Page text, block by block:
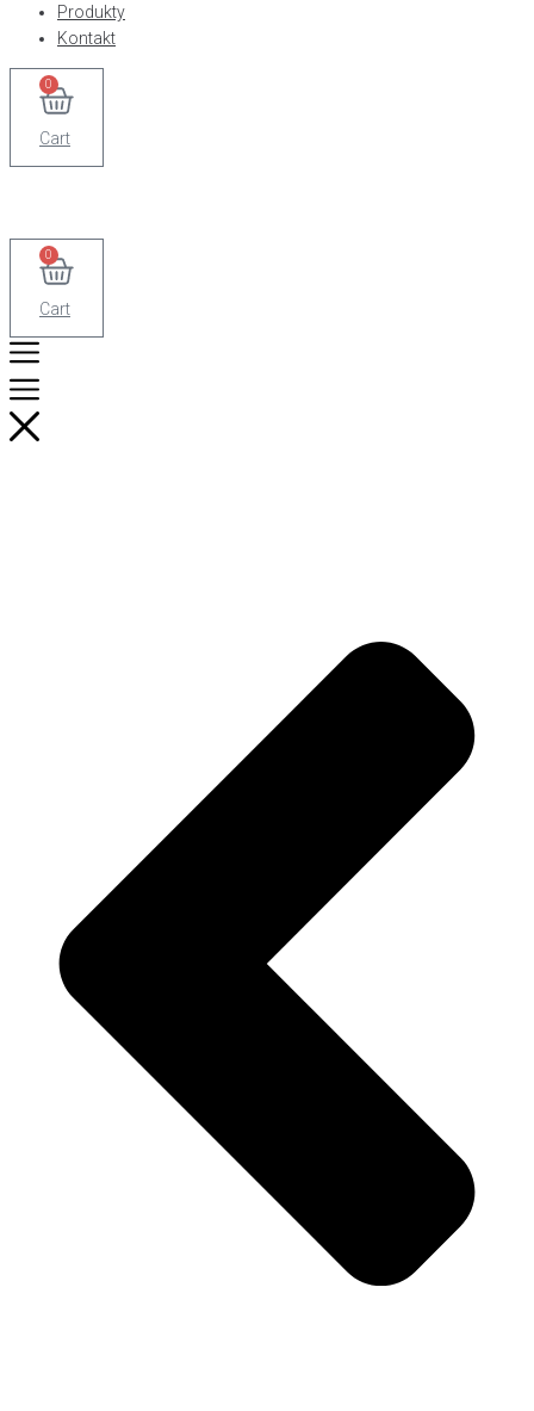
Produkty
Kontakt
0
Cart
0
Cart